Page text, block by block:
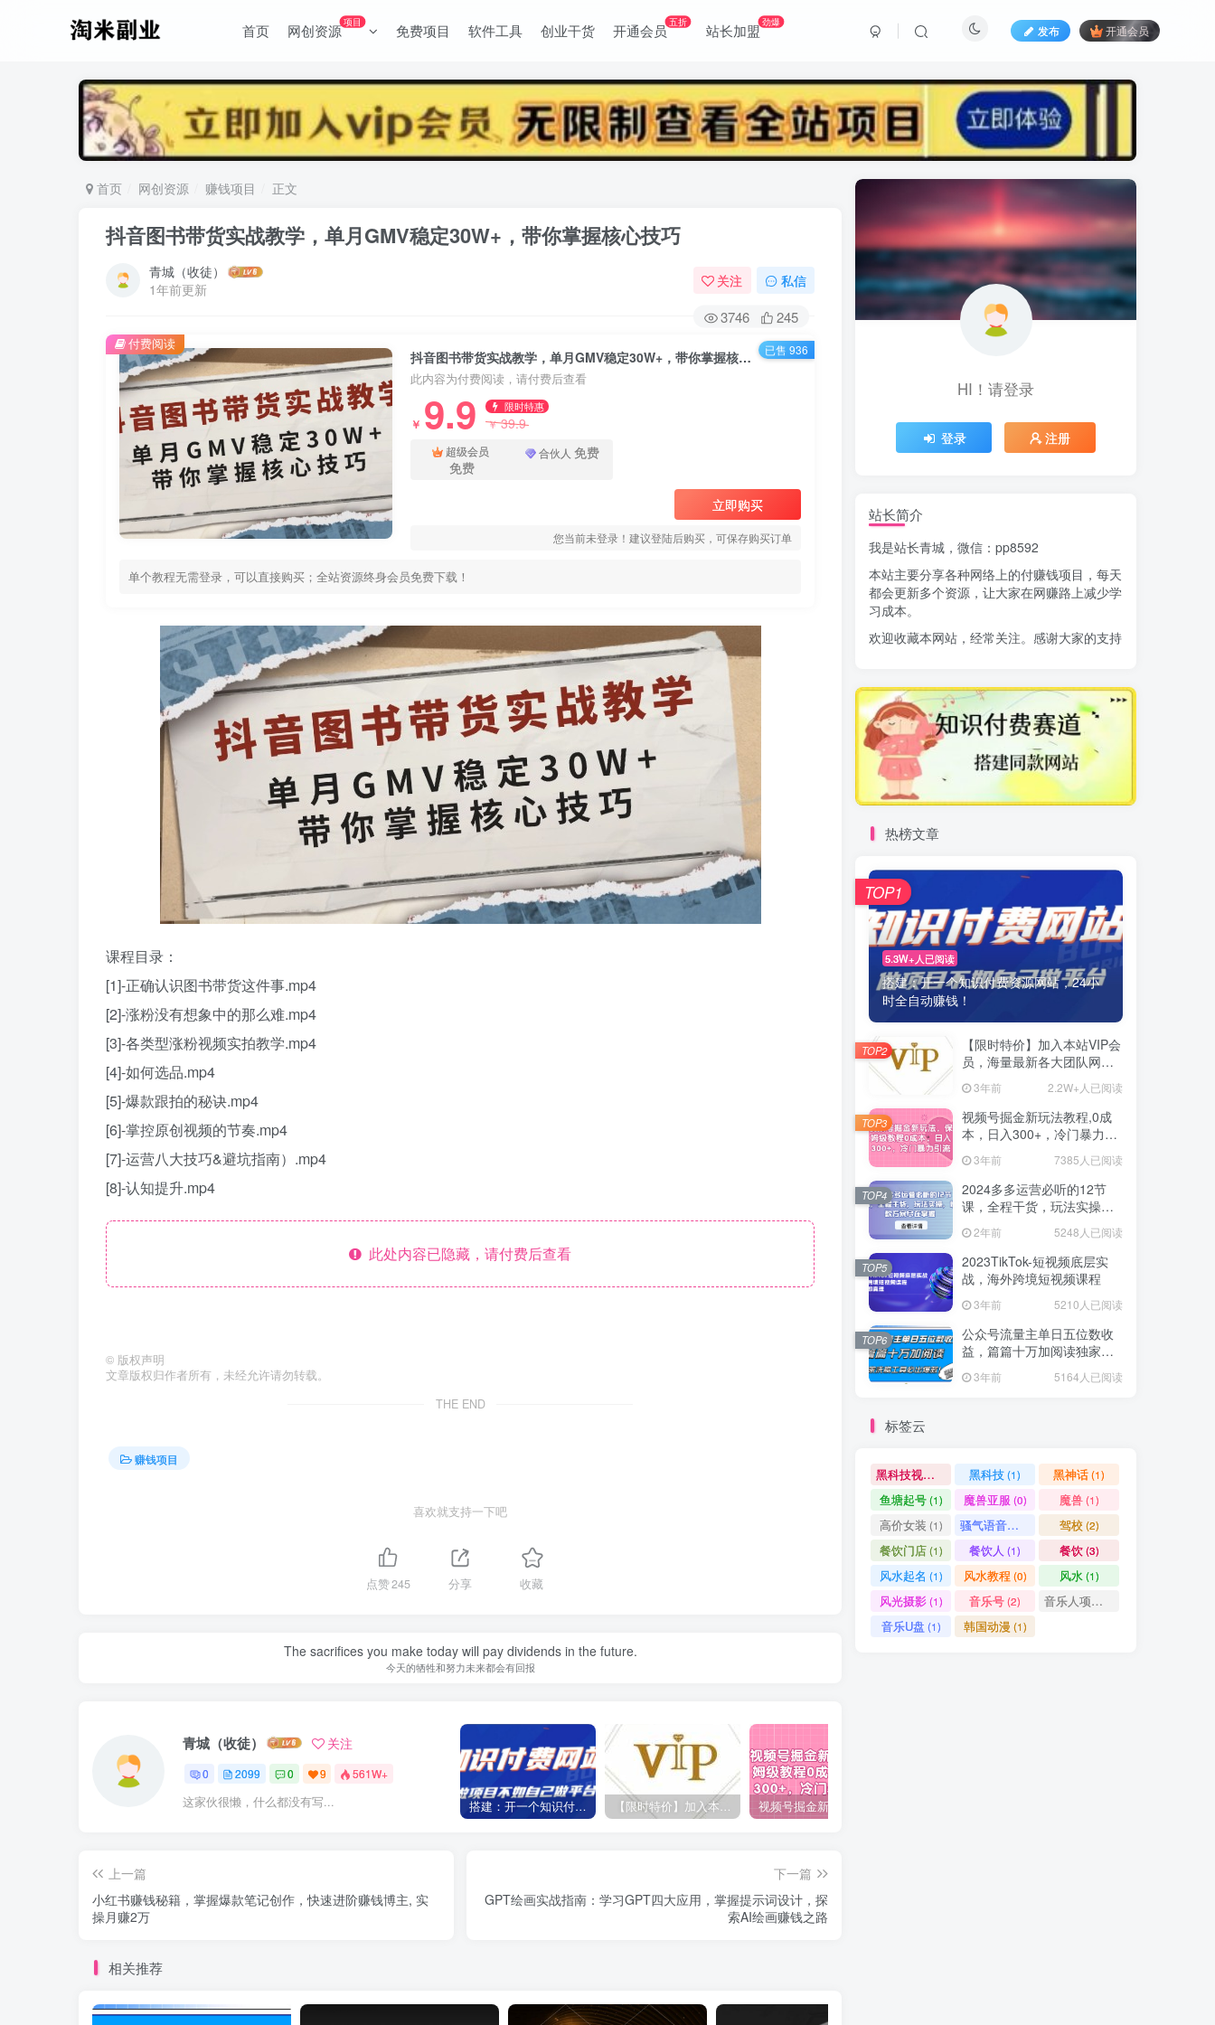
首页 网创资源项目 免费项目 软件工具 创业干货 开通会员五折 站长加盟劲爆
发布 开通会员
首页 网创资源 赚钱项目 正文
抖音图书带货实战教学，单月GMV稳定30W+，带你掌握核心技巧
青城（收徒）
1年前更新
关注 私信
3746 245
抖音图书带货实战教学，单月GMV稳定30W+，带你掌握核心技巧
此内容为付费阅读，请付费后查看
￥ 9.9 限时特惠
￥39.9
超级会员
免费
合伙人 免费
立即购买
您当前未登录！建议登陆后购买，可保存购买订单
单个教程无需登录，可以直接购买；全站资源终身会员免费下载！
付费阅读 已售 936
课程目录：
[1]-正确认识图书带货这件事.mp4
[2]-涨粉没有想象中的那么难.mp4
[3]-各类型涨粉视频实拍教学.mp4
[4]-如何选品.mp4
[5]-爆款跟拍的秘诀.mp4
[6]-掌控原创视频的节奏.mp4
[7]-运营八大技巧&避坑指南）.mp4
[8]-认知提升.mp4
此处内容已隐藏，请付费后查看
© 版权声明
文章版权归作者所有，未经允许请勿转载。
THE END
赚钱项目
喜欢就支持一下吧
点赞245 分享 收藏
The sacrifices you make today will pay dividends in the future.
今天的牺牲和努力未来都会有回报
青城（收徒） 关注
0 2099 0 9 561W+
这家伙很懒，什么都没有写... 搭建：开一个知识付费资源网站，24小时全自动赚钱！ 【限时特价】加入本站VIP会员，海量最新各大团队网赚内部教程全免费，每天持续更新！
上一篇
小红书赚钱秘籍，掌握爆款笔记创作，快速进阶赚钱博主, 实
操月赚2万
下一篇
GPT绘画实战指南：学习GPT四大应用，掌握提示词设计，探
索AI绘画赚钱之路
相关推荐
黑科技(1) 黑神话(1)
鱼塘起号(1) 魔兽亚服 魔兽(1)
高价女装(1) 骚气语音包(1) 驾校(2)
餐饮门店(1) 餐饮人(1)
风水教程
韩国动漫(1)
HI！请登录
登录 注册
站长简介
我是站长青城，微信：pp8592
本站主要分享各种网络上的付赚钱项目，每天
都会更新多个资源，让大家在网赚路上减少学
习成本。
欢迎收藏本网站，经常关注。感谢大家的支持
热榜文章
5.3W+人已阅读
搭建：开一个知识付费资源网站，24小
时全自动赚钱！
TOP1
【限时特价】加入本站VIP会
员，海量最新各大团队网赚
内部教程全免费，每天持续
更新！
3年前 2.2W+人已阅读
TOP2
视频号掘金新玩法教程,0成
本，日入300+，冷门暴力引
流 3年前 7385人已阅读
TOP3
2024多多运营必听的12节
课，全程干货，玩法实操，
爆款方案尽在掌握
2年前 5248人已阅读
TOP4
2023TikTok-短视频底层实
战，海外跨境短视频课程
3年前 5210人已阅读
TOP5
公众号流量主单日五位数收
益，篇篇十万加阅读独家洗
稿工具必出爆款！
3年前 5164人已阅读
TOP6
标签云
黑科技视频搬运 (1)黑科技(1) 黑神话(1)
鱼塘起号(1) 魔兽亚服 (0) 魔兽(1)
高价女装 (1) 骚气语音包 驾校(2)
餐饮门店(1) 餐饮人 (1) 餐饮(3)
风水起名 (1) 风水教程 (0) 风水 (1)
风光摄影(1) 音乐号(2) 音乐人项目
音乐U盘 (1) 韩国动漫 (1)